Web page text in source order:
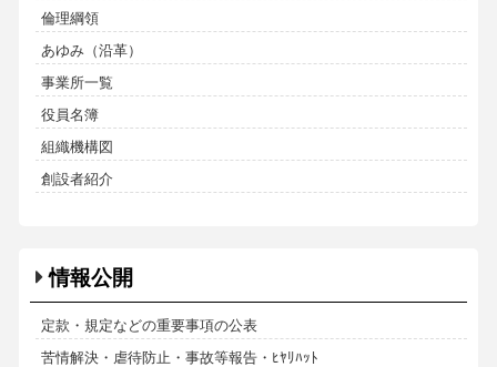
倫理綱領
あゆみ（沿革）
事業所一覧
役員名簿
組織機構図
創設者紹介
情報公開
定款・規定などの重要事項の公表
苦情解決・虐待防止・事故等報告・ﾋﾔﾘﾊｯﾄ